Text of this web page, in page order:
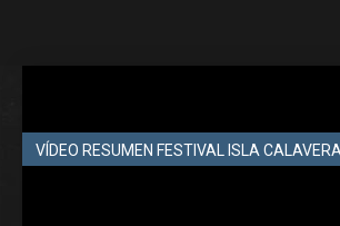
VÍDEO RESUMEN FESTIVAL ISLA